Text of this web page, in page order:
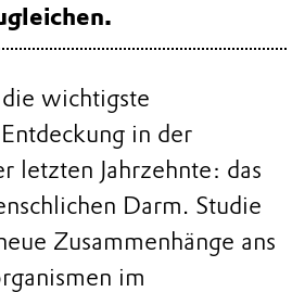
wichtigste
in der
letzten Jahrzehnte: das
Darm. Studie
Zusammenhänge ans
im